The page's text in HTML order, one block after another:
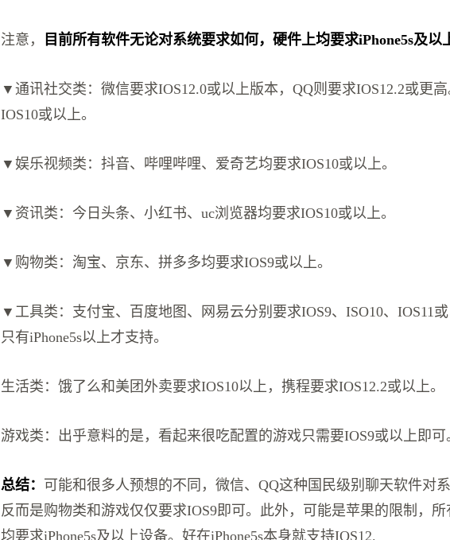
注意， 目前所有软件无论对系统要求如何，硬件上均要求iPhone5s及以
▼通讯社交类：微信要求IOS12.0或以上版本，QQ则要求IOS12.2或更
IOS10或以上。
▼娱乐视频类：抖音、哔哩哔哩、爱奇艺均要求IOS10或以上。
▼资讯类：今日头条、小红书、uc浏览器均要求IOS10或以上。
▼购物类：淘宝、京东、拼多多均要求IOS9或以上。
▼工具类：支付宝、百度地图、网易云分别要求IOS9、ISO10、IOS11
只有iPhone5s以上才支持。
生活类：饿了么和美团外卖要求IOS10以上，携程要求IOS12.2或以上。
游戏类：出乎意料的是，看起来很吃配置的游戏只需要IOS9或以上即可
总结： 可能和很多人预想的不同，微信、QQ这种国民级别聊天软件对
反而是购物类和游戏仅仅要求IOS9即可。此外，可能是苹果的限制，
均要求iPhone5s及以上设备。好在iPhone5s本身就支持IOS12.